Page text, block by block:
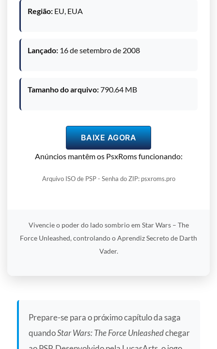
Região: EU, EUA
Lançado: 16 de setembro de 2008
Tamanho do arquivo:790.64 MB
BAIXE AGORA
Anúncios mantêm os PsxRoms funcionando:
Arquivo ISO de PSP - Senha do ZIP: psxroms.pro
Vivencie o poder do lado sombrio em Star Wars – The
Force Unleashed, controlando o Aprendiz Secreto de Darth
Vader.
Prepare-se para o próximo capítulo da saga
quandoStar Wars: The Force Unleashedchegar